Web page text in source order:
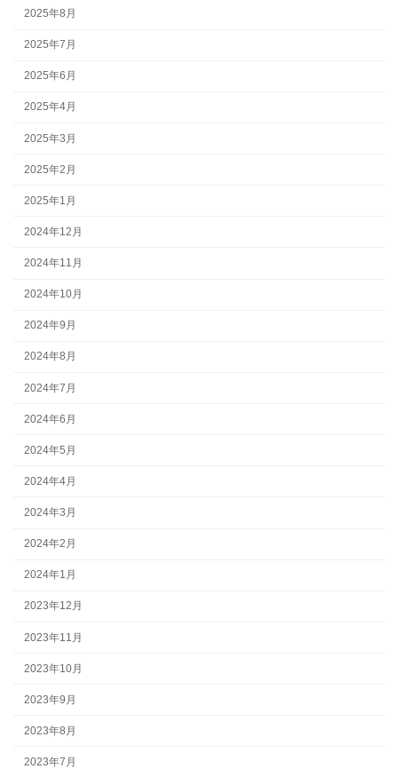
2025年8月
2025年7月
2025年6月
2025年4月
2025年3月
2025年2月
2025年1月
2024年12月
2024年11月
2024年10月
2024年9月
2024年8月
2024年7月
2024年6月
2024年5月
2024年4月
2024年3月
2024年2月
2024年1月
2023年12月
2023年11月
2023年10月
2023年9月
2023年8月
2023年7月